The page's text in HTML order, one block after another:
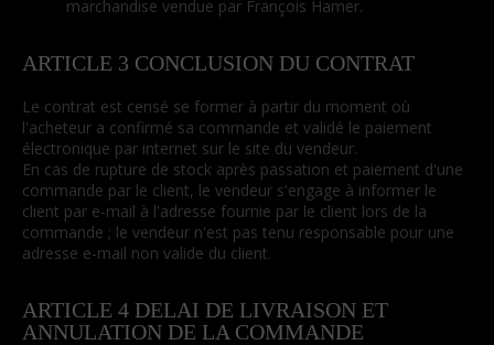
marchandise vendue par François Hamer.
ARTICLE 3 CONCLUSION DU CONTRAT
Le contrat est censé se former à partir du moment où
l'acheteur a confirmé sa commande et validé le paiement
électronique par internet sur le site du vendeur.
En cas de rupture de stock après passation et paiement d'une
commande par le client, le vendeur s'engage à informer le
client par e-mail à l'adresse fournie par le client lors de la
commande ; le vendeur n'est pas tenu responsable pour une
adresse e-mail non valide du client.
ARTICLE 4 DELAI DE LIVRAISON ET
ANNULATION DE LA COMMANDE